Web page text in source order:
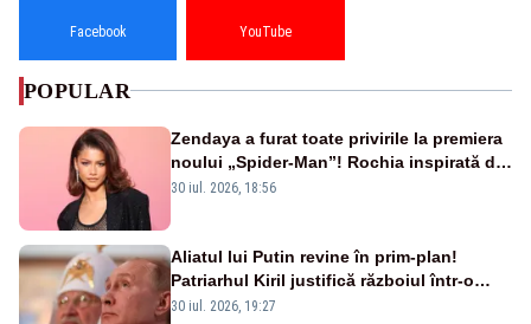
Facebook YouTube
POPULAR
Zendaya a furat toate privirile la premiera
noului „Spider-Man”! Rochia inspirată de
pânza de păianjen a făcut senzație
30 iul. 2026, 18:56
Aliatul lui Putin revine în prim-plan!
Patriarhul Kiril justifică războiul într-o
nouă carte
30 iul. 2026, 19:27